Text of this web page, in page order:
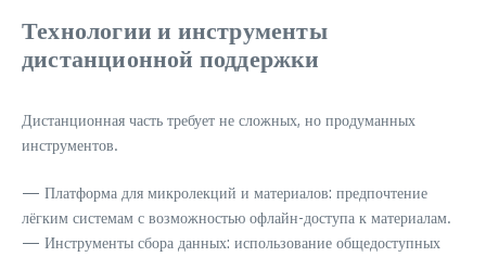
Технологии и инструменты
дистанционной поддержки
Дистанционная часть требует не сложных, но продуманных
инструментов.
— Платформа для микролекций и материалов: предпочтение
лёгким системам с возможностью офлайн-доступа к материалам.
— Инструменты сбора данных: использование общедоступных